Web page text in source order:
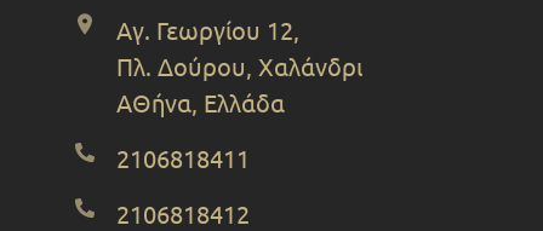
Αγ. Γεωργίου 12,
Πλ. Δούρου, Χαλάνδρι
ΑΘήνα, Ελλάδα
2106818411
2106818412